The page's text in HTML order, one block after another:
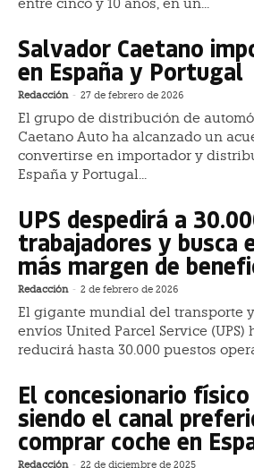
entre cinco y 10 años, en un...
Salvador Caetano
en España y Portugal
Redacción - 27 de febrero de 2026
El grupo de distribución de
Caetano Auto ha alcanzado un
convertirse en importador y
España y Portugal...
UPS despedirá a
trabajadores y busca
más margen de
Redacción - 2 de febrero de 2026
El gigante mundial del transporte
envíos United Parcel Service
reducirá hasta 30.000 puestos
El concesionario
siendo el canal
comprar coche en
Redacción - 22 de diciembre de 2025